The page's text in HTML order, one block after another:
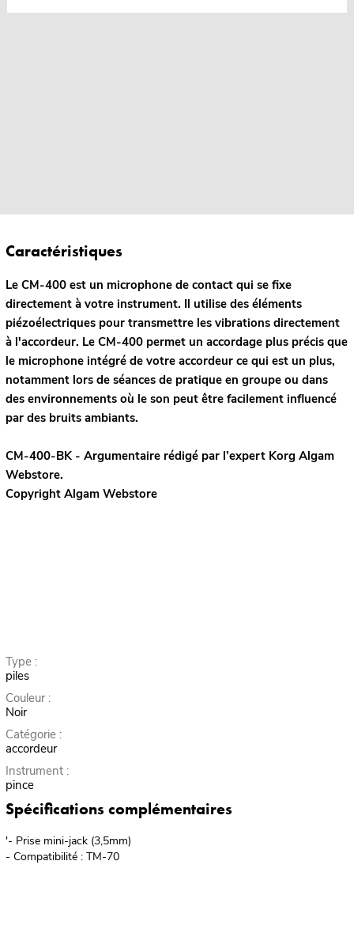
Caractéristiques
Le CM-400 est un microphone de contact qui se fixe
directement à votre instrument. Il utilise des éléments
piézoélectriques pour transmettre les vibrations directement
à l'accordeur. Le CM-400 permet un accordage plus précis que
le microphone intégré de votre accordeur ce qui est un plus,
notamment lors de séances de pratique en groupe ou dans
des environnements où le son peut être facilement influencé
par des bruits ambiants.
CM-400-BK - Argumentaire rédigé par l’expert KorgAlgam
Webstore.
Copyright Algam Webstore
Type :
piles
Couleur :
Noir
Catégorie :
accordeur
Instrument :
pince
Spécifications complémentaires
'- Prise mini-jack (3,5mm)
- Compatibilité : TM-70